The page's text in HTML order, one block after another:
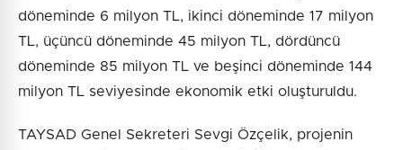
döneminde 6 milyon TL, ikinci döneminde 17 milyon
TL, üçüncü döneminde 45 milyon TL, dördüncü
döneminde 85 milyon TL ve beşinci döneminde 144
milyon TL seviyesinde ekonomik etki oluşturuldu.
TAYSAD Genel Sekreteri Sevgi Özçelik, projenin